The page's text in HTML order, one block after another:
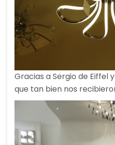
Gracias a Sergio de Eiffel
que tan bien nos